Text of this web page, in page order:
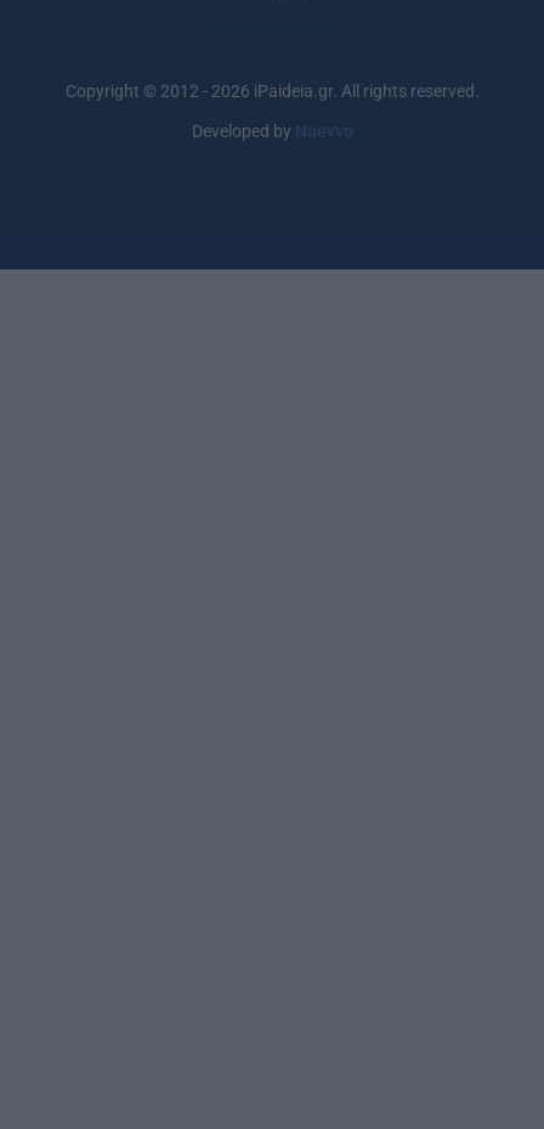
Copyright © 2012 - 2026 iPaideia.gr. All rights reserved.
Developed by